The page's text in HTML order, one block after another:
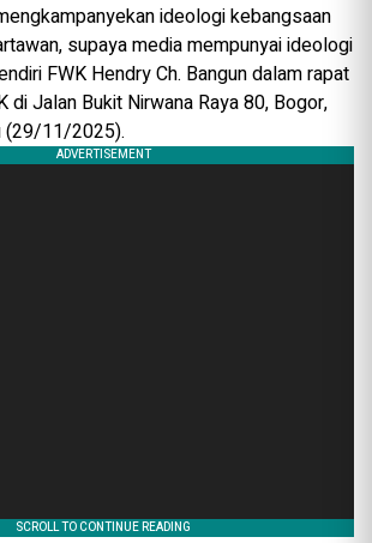
ideologi kebangsaan
supaya media mempunyai ideologi
FWK Hendry Ch. Bangun dalam rapat
di Jalan Bukit Nirwana Raya 80, Bogor,
(29/11/2025).